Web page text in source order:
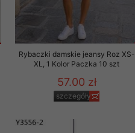
Rybaczki damskie jeansy Roz XS-
XL, 1 Kolor Paczka 10 szt
57.00 zł
szczegóły